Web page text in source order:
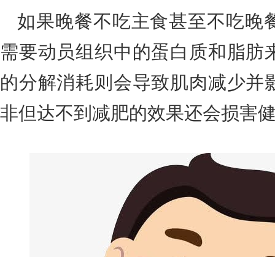
如果晚餐不吃主食甚至不吃晚
需要动员组织中的蛋白质和脂肪
的分解消耗则会导致肌肉减少并
非但达不到减肥的效果还会损害